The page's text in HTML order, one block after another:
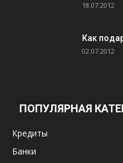
18.07.2012
Как
02.07.2012
ПОПУЛЯРНАЯ
Кредиты
Банки